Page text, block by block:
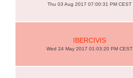
Thu 03 Aug 2017 07:00:31 PM CEST
IBERCIVIS
Wed 24 May 2017 01:03:20 PM CEST